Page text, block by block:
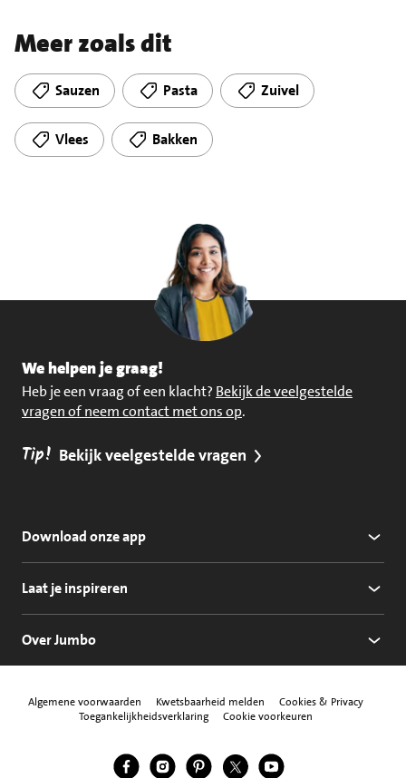
Meer zoals dit
Sauzen Pasta Zuivel
Vlees Bakken
We helpen je graag!
Heb je een vraag of een klacht? Bekijk de veelgestelde
vragen of neem contact met ons op.
Tip! Bekijk veelgestelde vragen
Download onze app
Laat je inspireren
Over Jumbo
Algemene voorwaarden Kwetsbaarheid melden
Cookies & Privacy
Toegankelijkheidsverklaring
Cookie voorkeuren
Volg ons
Jumbo Facebook
Jumbo Instagram
Jumbo Pinterest
Jumbo Twitter
Jumbo YouTube